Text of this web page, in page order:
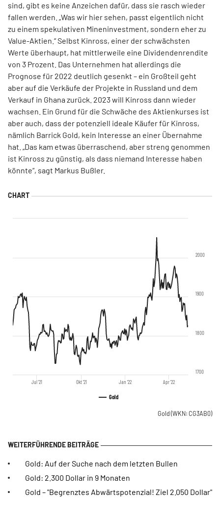
sind, gibt es keine Anzeichen dafür, dass sie rasch wieder
fallen werden. „Was wir hier sehen, passt eigentlich nicht
zu einem spekulativen Mineninvestment, sondern eher zu
Value-Aktien.“ Selbst Kinross, einer der schwächsten
Werte überhaupt, hat mittlerweile eine Dividendenrendite
von 3 Prozent. Das Unternehmen hat allerdings die
Prognose für 2022 deutlich gesenkt – ein Großteil geht
aber auf die Verkäufe der Projekte in Russland und dem
Verkauf in Ghana zurück. 2023 will Kinross dann wieder
wachsen. Ein Grund für die Schwäche des Aktienkurses ist
aber auch, dass der potenziell ideale Käufer für Kinross,
nämlich Barrick Gold, kein Interesse an einer Übernahme
hat. „Das kam etwas überraschend, aber streng genommen
ist Kinross zu günstig, als dass niemand Interesse haben
könnte“, sagt Markus Bußler.
Gold
Jul '21 Jan '22
Okt '21 Apr '22
1700
1800
1900
2000
Gold (WKN: CG3AB0)
Gold: Auf der Suche nach dem letzten Bullen
Gold: 2.300 Dollar in 9 Monaten
Gold – "Begrenztes Abwärtspotenzial! Ziel 2.050 Dollar"